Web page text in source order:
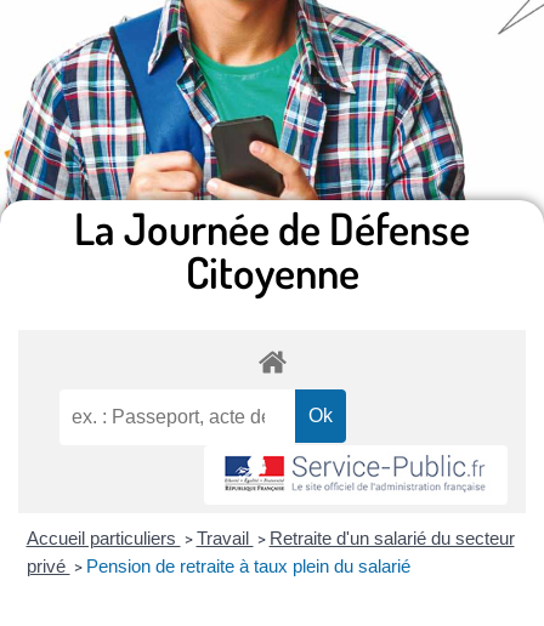
La Journée de Défense
Citoyenne
Accueil particuliers > Travail > Retraite d'un salarié du secteur
privé > Pension de retraite à taux plein du salarié